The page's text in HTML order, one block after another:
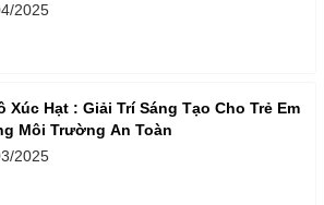
2025
Xúc Hạt : Giải Trí Sáng Tạo Cho Trẻ Em
Môi Trường An Toàn
2025